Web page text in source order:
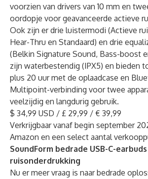
voorzien van drivers van 10 mm en
oordopje voor geavanceerde actieve
Ook zijn er drie luistermodi (Actieve
Hear-Thru en Standaard) en drie
(Belkin Signature Sound, Bass-boost
zijn waterbestendig (IPX5) en bieden
plus 20 uur met de oplaadcase en
Multipoint-verbinding voor twee
veelzijdig en langdurig gebruik.
$ 34,99 USD / £ 29,99 / € 39,99
Verkrijgbaar vanaf begin september
Amazon en een select aantal
SoundForm bedrade USB-C-
ruisonderdrukking
Nu er meer vraag is naar bedrade